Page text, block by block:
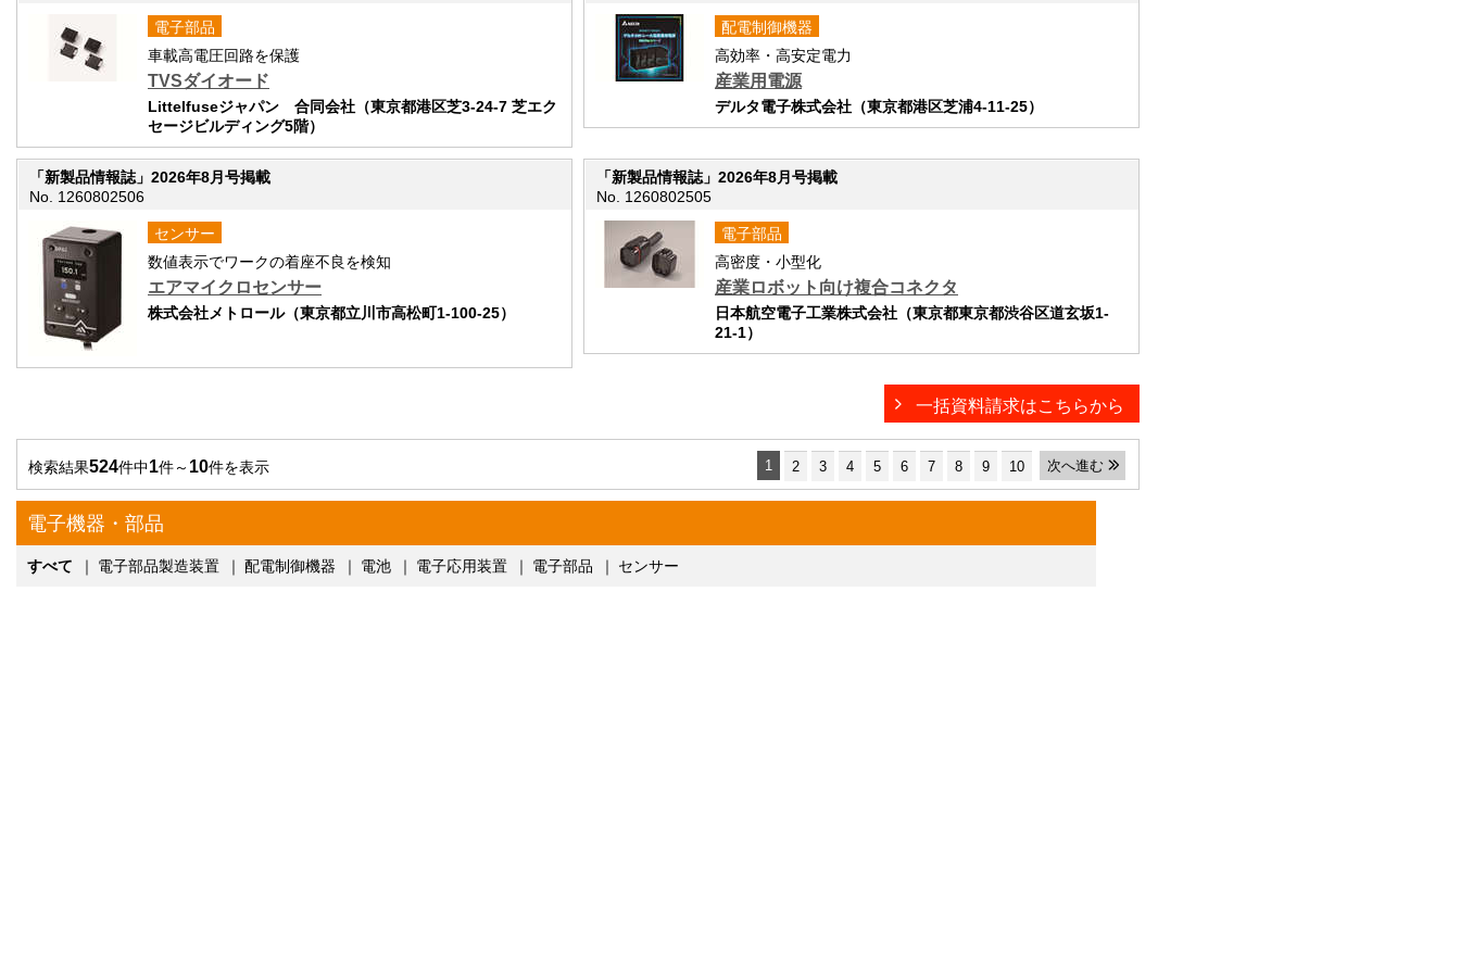
電子部品
車載高電圧回路を保護
TVSダイオード
Littelfuseジャパン 合同会社（東京都港区芝3-24-7 芝エク
セージビルディング5階）
配電制御機器
高効率・高安定電力
産業用電源
デルタ電子株式会社（東京都港区芝浦4-11-25）
「新製品情報誌」2026年8月号掲載
No. 1260802506
センサー
数値表示でワークの着座不良を検知
エアマイクロセンサー
株式会社メトロール（東京都立川市高松町1-100-25）
「新製品情報誌」2026年8月号掲載
No. 1260802505
電子部品
高密度・小型化
産業ロボット向け複合コネクタ
日本航空電子工業株式会社（東京都東京都渋谷区道玄坂1-
21-1）
一括資料請求はこちらから
検索結果524件中1件～ 10件を表示 1 2 3 4 5 6 7 8 9 10 次へ進む
電子機器・部品
すべて ｜ 電子部品製造装置 ｜ 配電制御機器 ｜ 電池 ｜ 電子応用装置 ｜ 電子部品 ｜ センサー